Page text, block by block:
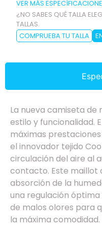
VER MÁS
¿NO SABES QUÉ TALLA
TALLAS.
COMPRUEBA TU TALLA
La nueva camiseta
estilo y funcionalidad.
máximas
el innovador tejido
circulación del aire al
contacto. Este maillot
absorción de la
una regulación
de malos olores para
la máxima comodidad.